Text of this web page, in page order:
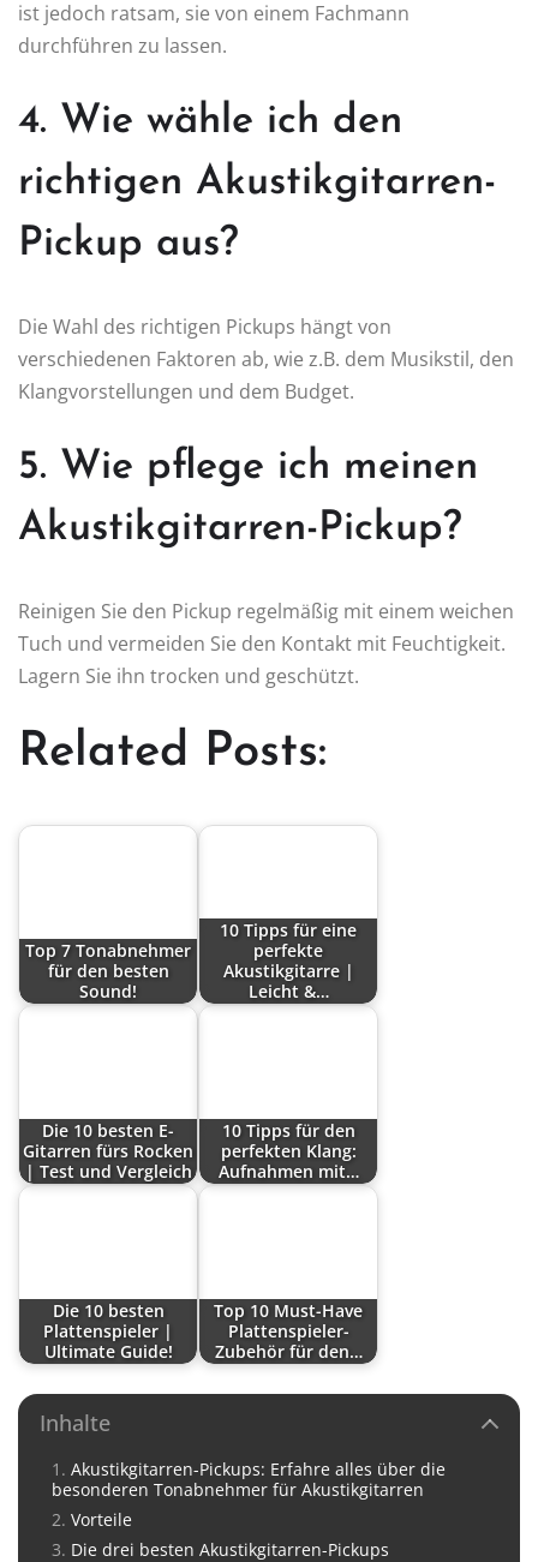
ist jedoch ratsam, sie von einem Fachmann
durchführen zu lassen.
4. Wie wähle ich den
richtigen Akustikgitarren-
Pickup aus?
Die Wahl des richtigen Pickups hängt von
verschiedenen Faktoren ab, wie z.B. dem Musikstil, den
Klangvorstellungen und dem Budget.
5. Wie pflege ich meinen
Akustikgitarren-Pickup?
Reinigen Sie den Pickup regelmäßig mit einem weichen
Tuch und vermeiden Sie den Kontakt mit Feuchtigkeit.
Lagern Sie ihn trocken und geschützt.
Related Posts:
Top 7 Tonabnehmer
für den besten
Sound!
10 Tipps für eine
perfekte
Akustikgitarre |
Leicht &…
Die 10 besten E-
Gitarren fürs Rocken
| Test und Vergleich
10 Tipps für den
perfekten Klang:
Aufnahmen mit…
Die 10 besten
Plattenspieler |
Ultimate Guide!
Top 10 Must-Have
Plattenspieler-
Zubehör für den…
Inhalte
Akustikgitarren-Pickups: Erfahre alles über die
besonderen Tonabnehmer für Akustikgitarren
Vorteile
Die drei besten Akustikgitarren-Pickups